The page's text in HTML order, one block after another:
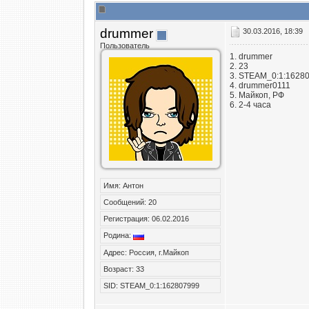
drummer
Пользователь
Имя: Антон
Сообщений: 20
Регистрация: 06.02.2016
Родина:
Адрес: Россия, г.Майкоп
Возраст: 33
SID: STEAM_0:1:162807999
30.03.2016, 18:39
1. drummer
2. 23
3.
4. drummer0111
5. Майкоп, РФ
6. 2-4 часа